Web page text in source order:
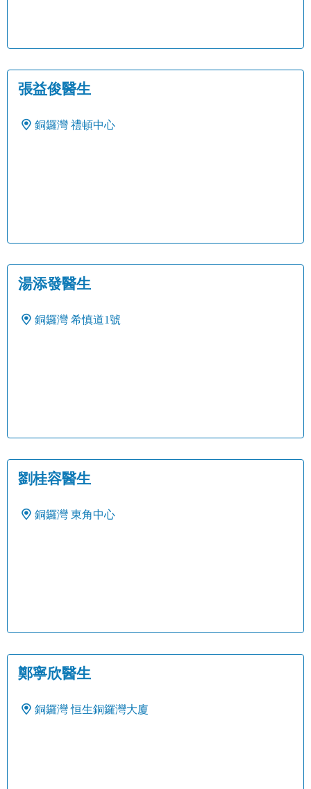
張益俊醫生
銅鑼灣 禮頓中心
湯添發醫生
銅鑼灣 希慎道1號
劉桂容醫生
銅鑼灣 東角中心
鄭寧欣醫生
銅鑼灣 恒生銅鑼灣大廈